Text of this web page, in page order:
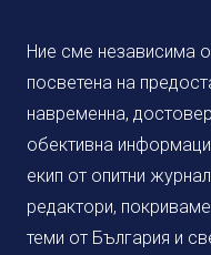
Ние сме независима
посветена на
навременна,
обективна
екип от опитни
редактори,
теми от България и